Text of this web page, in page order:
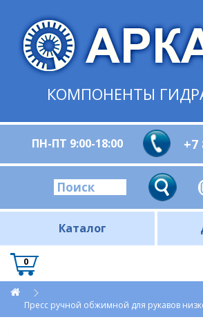
КОМПОНЕНТЫ
ПН-ПТ 9:00-18:00 +7
Каталог
0
Пресс ручной обжимной для рукавов